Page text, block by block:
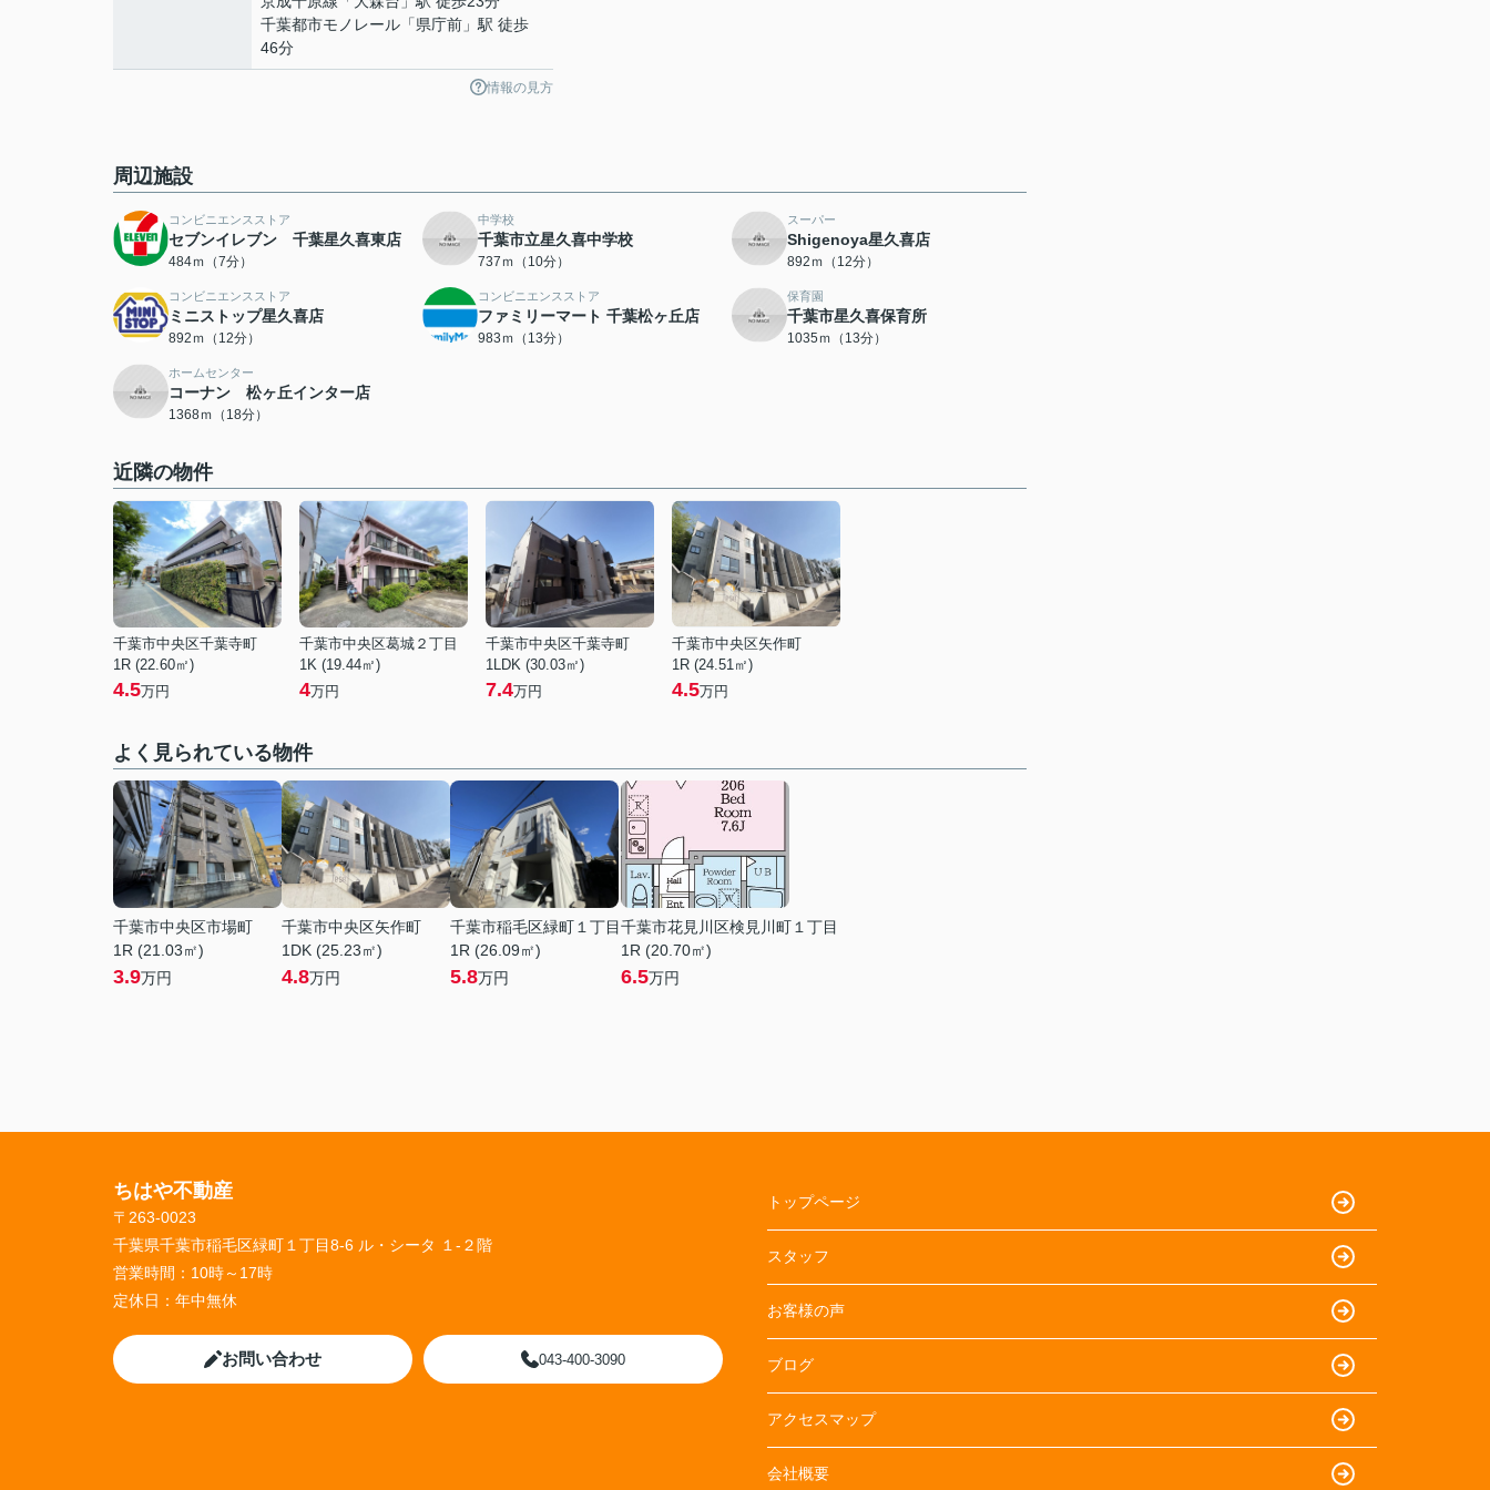
千葉都市モノレール 「県庁前 」駅 徒歩
46分
情報の見方
周辺施設
コンビニエンスストア
セブンイレブン 千葉星久喜東店
484ｍ（7分）
中学校
千葉市立星久喜中学校
737ｍ（10分）
スーパー
Shigenoya星久喜店
892ｍ（12分）
コンビニエンスストア
ミニストップ星久喜店
892ｍ（12分）
コンビニエンスストア
ファミリーマート 千葉松ヶ丘店
983ｍ（13分）
保育園
千葉市星久喜保育所
1035ｍ（13分）
ホームセンター
コーナン 松ヶ丘インター店
1368ｍ（18分）
近隣の物件
千葉市中央区千葉寺町
1R (22.60㎡)
4.5万円
千葉市中央区葛城２丁目
1K (19.44㎡)
4万円
千葉市中央区千葉寺町
1LDK (30.03㎡)
7.4万円
千葉市中央区矢作町
1R (24.51㎡)
4.5万円
よく見られている物件
千葉市中央区市場町
1R (21.03㎡)
3.9万円
千葉市中央区矢作町
1DK (25.23㎡)
4.8万円
千葉市稲毛区緑町１丁目
1R (26.09㎡)
5.8万円
千葉市花見川区検見川町１丁目
1R (20.70㎡)
6.5万円
ちはや不動産
〒263-0023
千葉県千葉市稲毛区緑町１丁目8-6 ル・シータ １-２階
営業時間： 10時～17時
定休日： 年中無休
お問い合わせ 043-400-3090
トップページ
スタッフ
お客様の声
ブログ
アクセスマップ
会社概要